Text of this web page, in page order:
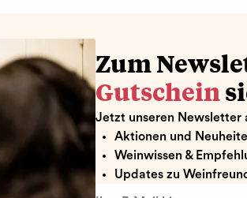
Zum
Gutschein
Jetzt unseren Newsletter
Aktionen und
Weinwissen &
Updates zu